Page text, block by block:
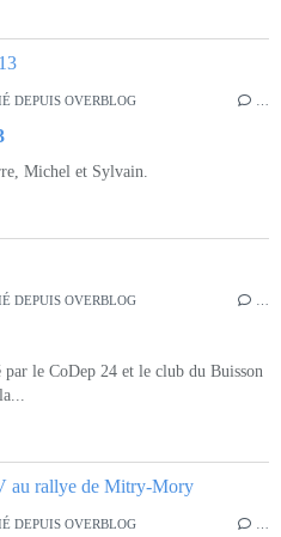
DEPUIS OVERBLOG
Michel et Sylvain.
DEPUIS OVERBLOG
le CoDep 24 et le club du Buisson
DEPUIS OVERBLOG